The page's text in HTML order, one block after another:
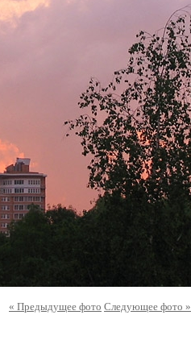
« Предыдущее фото Следующее фото »